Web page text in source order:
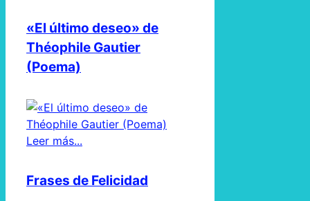
«El último deseo» de
Théophile Gautier
(Poema)
Leer más...
Frases de Felicidad